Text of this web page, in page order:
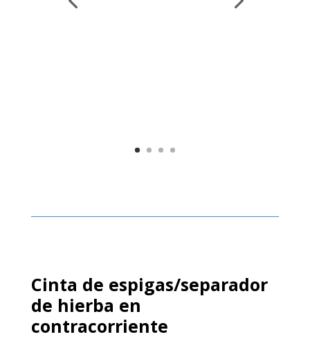
Cinta de espigas/separador
de hierba en
contracorriente